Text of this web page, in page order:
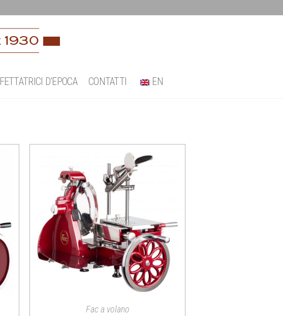
D’EPOCA CONTATTI EN
Fac a volano